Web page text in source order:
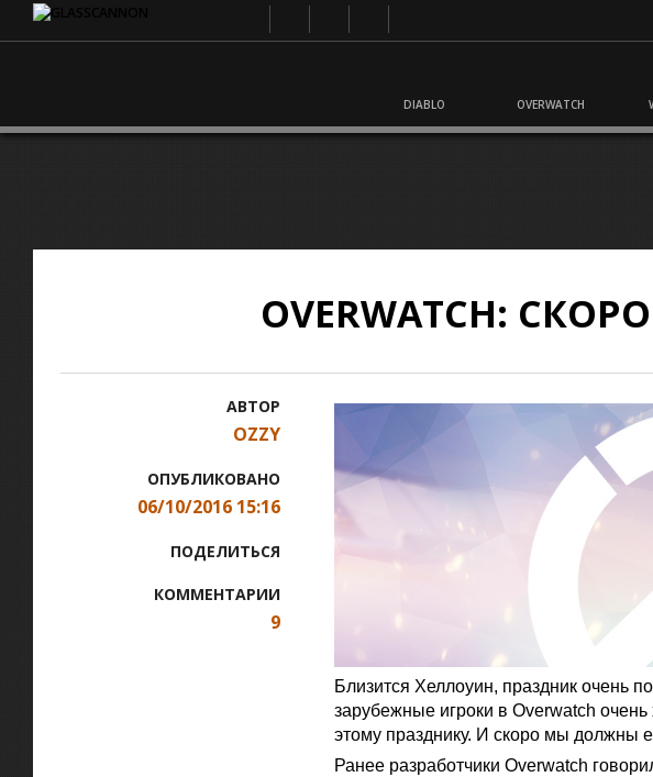
DIABLO OVERWATCH
OVERWATCH:
АВТОР
OZZY
ОПУБЛИКОВАНО
06/10/2016 15:16
ПОДЕЛИТЬСЯ
КОММЕНТАРИИ
9
Близится Хеллоуин, праздник очень
зарубежные игроки в Overwatch
этому празднику. И скоро мы должны
Ранее разработчики Overwatch